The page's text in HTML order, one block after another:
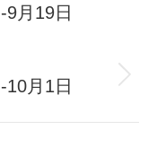
月19日
月1日